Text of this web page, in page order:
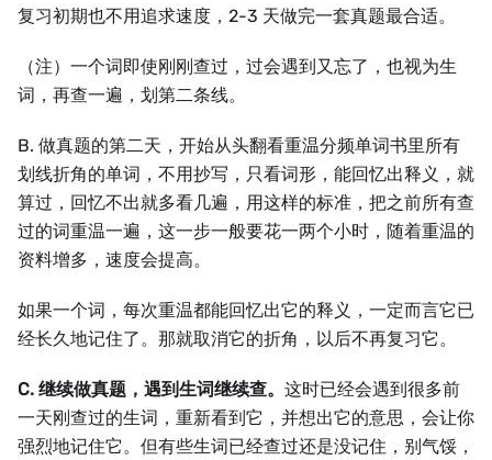
复习初期也不用追求速度，2-3 天做完一套真题最合适。
（注）一个词即使刚刚查过，过会遇到又忘了，也视为生
词，再查一遍，划第二条线。
B. 做真题的第二天，开始从头翻看重温分频单词书里所有
划线折角的单词，不用抄写，只看词形，能回忆出释义，就
算过，回忆不出就多看几遍，用这样的标准，把之前所有查
过的词重温一遍，这一步一般要花一两个小时，随着重温的
资料增多，速度会提高。
如果一个词，每次重温都能回忆出它的释义，一定而言它已
经长久地记住了。那就取消它的折角，以后不再复习它。
C. 继续做真题，遇到生词继续查。 这时已经会遇到很多前
一天刚查过的生词，重新看到它，并想出它的意思，会让你
强烈地记住它。但有些生词已经查过还是没记住，别气馁，